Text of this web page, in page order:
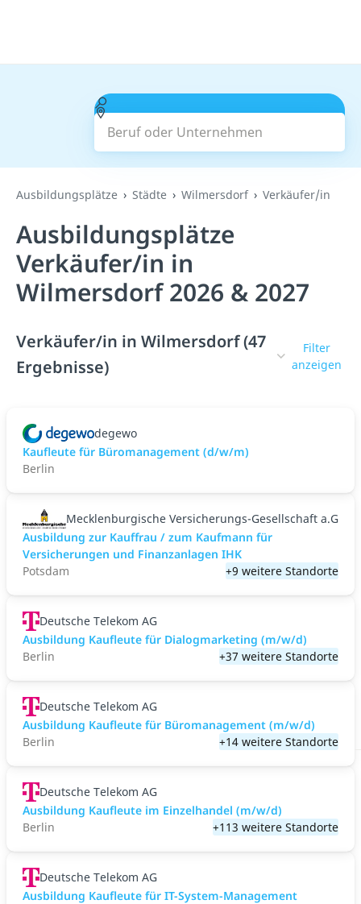
Beruf oder Unternehmen
Suchen
Ausbildungsplätze Städte Wilmersdorf Verkäufer/in
Ausbildungsplätze
Verkäufer/in in
Wilmersdorf 2026 & 2027
Verkäufer/in in Wilmersdorf (47
Ergebnisse)
Filter
anzeigen
degewo
Kaufleute für Büromanagement (d/w/m)
Berlin
Mecklenburgische Versicherungs-Gesellschaft a.G
Ausbildung zur Kauffrau / zum Kaufmann für
Versicherungen und Finanzanlagen IHK
Potsdam
+9 weitere Standorte
Deutsche Telekom AG
Ausbildung Kaufleute für Dialogmarketing (m/w/d)
Berlin
+37 weitere Standorte
Deutsche Telekom AG
Ausbildung Kaufleute für Büromanagement (m/w/d)
Berlin
+14 weitere Standorte
Deutsche Telekom AG
Ausbildung Kaufleute im Einzelhandel (m/w/d)
Berlin
+113 weitere Standorte
Deutsche Telekom AG
Ausbildung Kaufleute für IT-System-Management